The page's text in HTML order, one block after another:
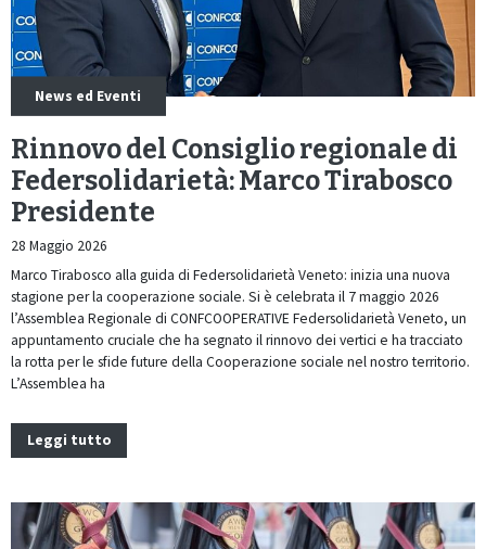
News ed Eventi
Rinnovo del Consiglio regionale di
Federsolidarietà: Marco Tirabosco
Presidente
28 Maggio 2026
Marco Tirabosco alla guida di Federsolidarietà Veneto: inizia una nuova
stagione per la cooperazione sociale. Si è celebrata il 7 maggio 2026
l’Assemblea Regionale di CONFCOOPERATIVE Federsolidarietà Veneto, un
appuntamento cruciale che ha segnato il rinnovo dei vertici e ha tracciato
la rotta per le sfide future della Cooperazione sociale nel nostro territorio.
L’Assemblea ha
Leggi tutto